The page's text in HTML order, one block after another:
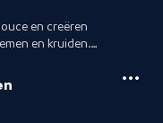
en creëren
en kruiden.